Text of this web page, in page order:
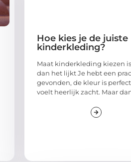
Hoe kies je de
kinderkleding?
Maat kinderkleding kiezen
dan het lijkt Je hebt een
gevonden, de kleur is
voelt heerlijk zacht. Maar